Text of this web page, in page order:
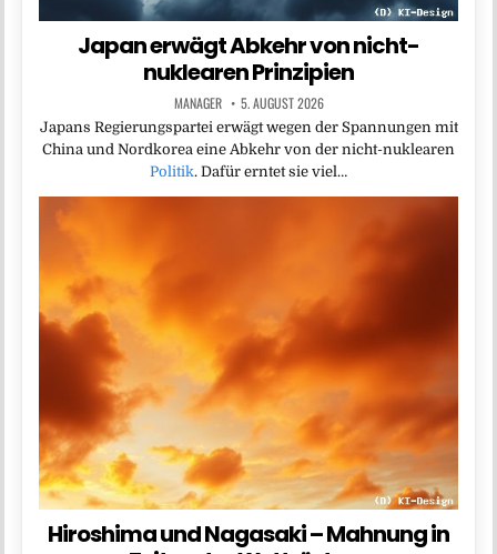
Japan erwägt Abkehr von nicht-
nuklearen Prinzipien
MANAGER 5. AUGUST 2026
Japans Regierungspartei erwägt wegen der Spannungen mit
China und Nordkorea eine Abkehr von der nicht-nuklearen
Politik. Dafür erntet sie viel…
Hiroshima und Nagasaki – Mahnung in